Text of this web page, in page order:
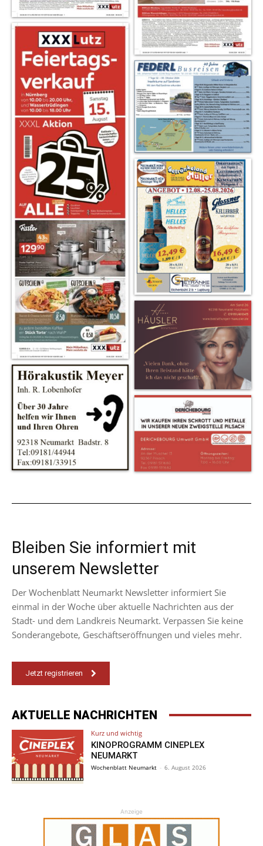
Bleiben Sie informiert mit
unserem Newsletter
Der Wochenblatt Neumarkt Newsletter informiert Sie
einmal in der Woche über aktuelle Nachrichten aus der
Stadt- und dem Landkreis Neumarkt. Verpassen Sie keine
Sonderangebote, Geschäftseröffnungen und vieles mehr.
Jetzt registrieren
AKTUELLE NACHRICHTEN
Kurz und wichtig
KINOPROGRAMM CINEPLEX
NEUMARKT
Wochenblatt Neumarkt - 6. August 2026
Anzeige